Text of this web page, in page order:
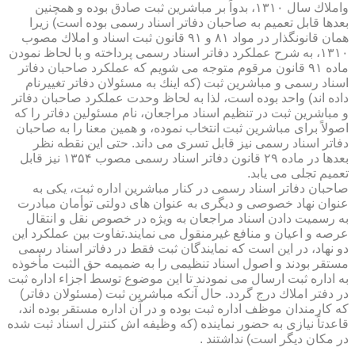
واملاك سال ۱۳۱۰، بدواً بر مباشرین ثبت صادق بوده و همچنین
بعدها قابل تعمیم به صاحبان دفاتر اسناد رسمی بوده است) زیرا
همان قانونگذار در مواد ۸۱ و ۹۱ قانون ثبت اسناد و املاك مصوب
۱۳۱۰، به شرح عملكرد دفاتر اسناد رسمی پرداخته و با لحاظ نمودن
ماده ۹۱ قانون مرقوم متوجه می شویم كه عملكرد صاحبان دفاتر
اسناد رسمی و مباشرین ثبت (كه اینك به مسئولان دفاتر تغییرنام
داده اند) واحد بوده است، لذا به لحاظ وحدت عملكرد صاحبان دفاتر
و مباشرین ثبت در تنظیم اسناد مراجعان، نام مسئولین دفاتر را كه
اصولاً برای مباشرین ثبت انتخاب نموده، و همین معنا را به صاحبان
دفاتر اسناد رسمی نیز قابل تسری می داند. حتی این نقطه نظر
بعدها در ماده ۲۹ قانون دفاتر اسناد رسمی مصوب ۱۳۵۴ نیز قابل
تعمیم تجلی می یابد.
صاحبان دفاتر اسناد رسمی در كنار مباشرین اداره ثبت، یكی به
عنوان نهاد خصوصی و دیگری به عنوان های دولتی توأمان مبادرت
به رسمیت دادن اسناد مراجعان به ویژه در خصوص نقل و انتقال
عرصه و اعیان و منافع غیرمنقول می نمایند.تفاوت بین عملكرد این
دو نهاد، در این است كه نمایندگان ثبت فقط در دفاتر اسناد رسمی
مستقر بودند و اصول اسناد تنظیمی را به ضمیمه حق الثبت مأخوذه
به اداره ثبت ارسال می نمودند تا این موضوع توسط اجزاء اداره ثبت
در دفتر املاك درج گردد. حال آنكه مباشرین ثبت (مسئولان دفاتر)
كه كارمندان موظف اداره ثبت بوده و در آن اداره مستقر بوده اند،
قاعدتاً نیازی به حضور نماینده (كه وظیفه اش كنترل اسناد ثبت شده
در مكان دیگر است) نداشتند .